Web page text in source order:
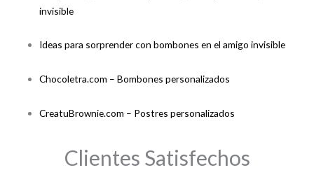
invisible
Ideas para sorprender con bombones en el amigo invisible
Chocoletra.com – Bombones personalizados
CreatuBrownie.com – Postres personalizados
Clientes Satisfechos